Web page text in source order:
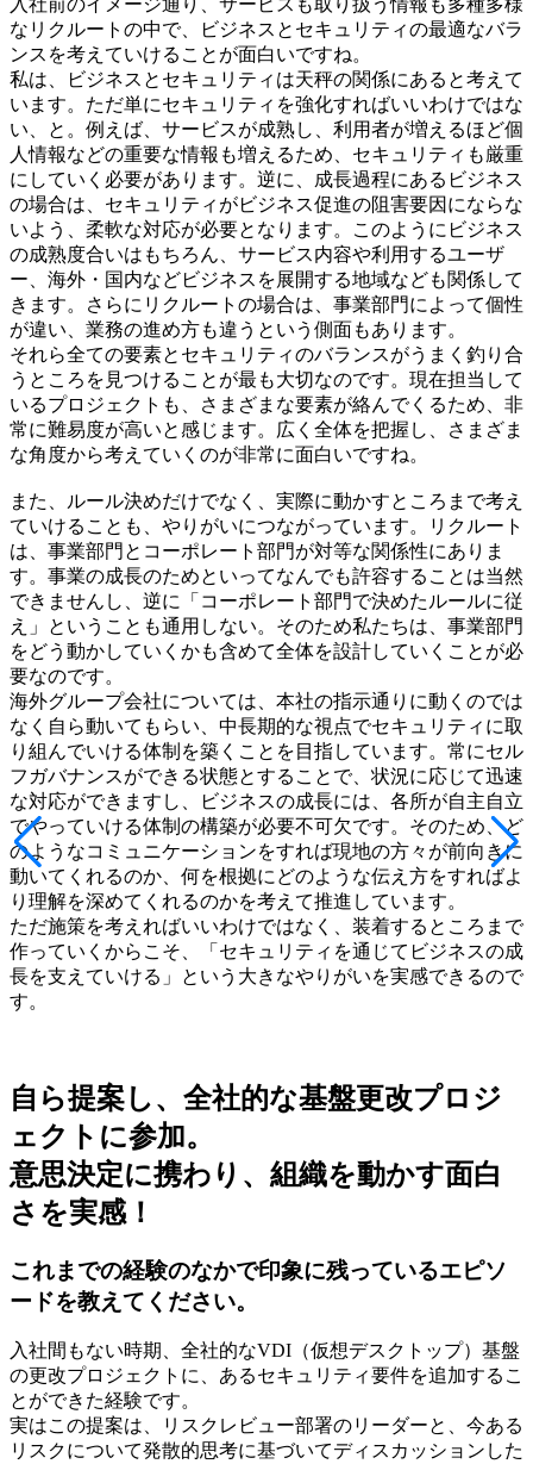
なリクルートの中で、ビジネスとセキュリティの最適なバラ
ンスを考えていけることが面白いですね。
私は、ビジネスとセキュリティは天秤の関係にあると考えて
います。ただ単にセキュリティを強化すればいいわけではな
い、と。例えば、サービスが成熟し、利用者が増えるほど個
人情報などの重要な情報も増えるため、セキュリティも厳重
にしていく必要があります。逆に、成長過程にあるビジネス
の場合は、セキュリティがビジネス促進の阻害要因にならな
いよう、柔軟な対応が必要となります。このようにビジネス
の成熟度合いはもちろん、サービス内容や利用するユーザ
ー、海外・国内などビジネスを展開する地域なども関係して
きます。さらにリクルートの場合は、事業部門によって個性
が違い、業務の進め方も違うという側面もあります。
それら全ての要素とセキュリティのバランスがうまく釣り合
うところを見つけることが最も大切なのです。現在担当して
いるプロジェクトも、さまざまな要素が絡んでくるため、非
常に難易度が高いと感じます。広く全体を把握し、さまざま
な角度から考えていくのが非常に面白いですね。
また、ルール決めだけでなく、実際に動かすところまで考え
ていけることも、やりがいにつながっています。リクルート
は、事業部門とコーポレート部門が対等な関係性にありま
す。事業の成長のためといってなんでも許容することは当然
できませんし、逆に「コーポレート部門で決めたルールに従
え」ということも通用しない。そのため私たちは、事業部門
をどう動かしていくかも含めて全体を設計していくことが必
要なのです。
海外グループ会社については、本社の指示通りに動くのでは
なく自ら動いてもらい、中長期的な視点でセキュリティに取
り組んでいける体制を築くことを目指しています。常にセル
フガバナンスができる状態とすることで、状況に応じて迅速
な対応ができますし、ビジネスの成長には、各所が自主自立
でやっていける体制の構築が必要不可欠です。そのため、ど
のようなコミュニケーションをすれば現地の方々が前向きに
動いてくれるのか、何を根拠にどのような伝え方をすればよ
り理解を深めてくれるのかを考えて推進しています。
ただ施策を考えればいいわけではなく、装着するところまで
作っていくからこそ、「セキュリティを通じてビジネスの成
長を支えていける」という大きなやりがいを実感できるので
す。
自ら提案し、全社的な基盤更改プロジ
ェクトに参加。
意思決定に携わり、組織を動かす面白
さを実感！
これまでの経験のなかで印象に残っているエピソ
ードを教えてください。
入社間もない時期、全社的なVDI（仮想デスクトップ）基盤
の更改プロジェクトに、あるセキュリティ要件を追加するこ
とができた経験です。
実はこの提案は、リスクレビュー部署のリーダーと、今ある
リスクについて発散的思考に基づいてディスカッションした